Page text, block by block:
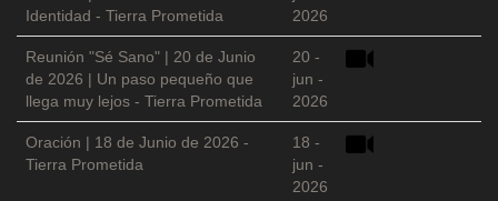
Identidad - Tierra Prometida
2026
Reunión "Sé Sano" | 20 de Junio
de 2026 | Un paso pequeño que
llega muy lejos - Tierra Prometida
20 -
jun -
2026
Oración | 18 de Junio de 2026 -
Tierra Prometida
18 -
jun -
2026